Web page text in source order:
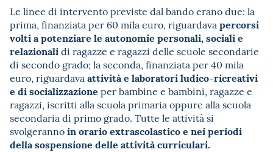
Le linee di intervento previste dal bando erano due: la
prima, finanziata per 60 mila euro, riguardava percorsi
volti a potenziare le autonomie personali, sociali e
relazionalidi ragazze e ragazzi delle scuole secondarie
di secondo grado; la seconda, finanziata per 40 mila
euro, riguardava attività e laboratori ludico-ricreativi
e di socializzazione per bambine e bambini, ragazze e
ragazzi, iscritti alla scuola primaria oppure alla scuola
secondaria di primo grado. Tutte le attività si
svolgerannoin orario extrascolastico e nei periodi
della sospensione delle attività curriculari.